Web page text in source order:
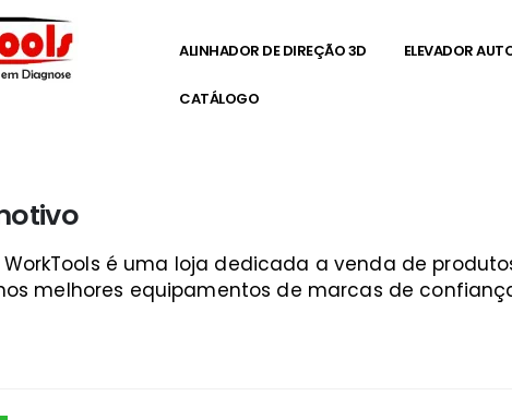
ALINHADOR DE DIREÇÃO 3D ELEVADOR
CATÁLOGO
é uma loja dedicada a venda de
melhores equipamentos de marcas de